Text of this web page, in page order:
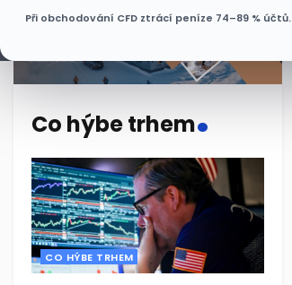
Při obchodování CFD ztrácí peníze 74–89 % účtů.
Co hýbe trhem.
CO HÝBE TRHEM